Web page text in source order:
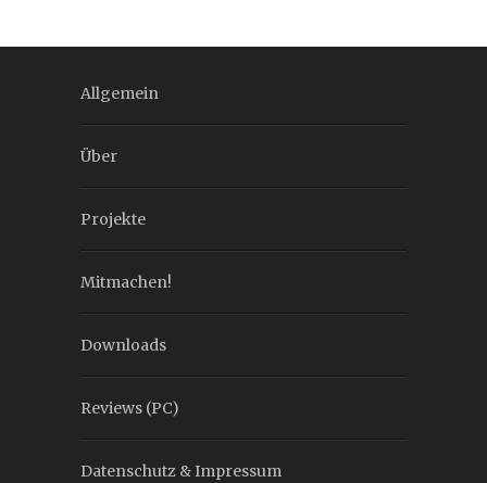
Allgemein
Über
Projekte
Mitmachen!
Downloads
Reviews (PC)
Datenschutz & Impressum